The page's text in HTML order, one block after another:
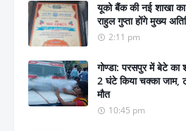
यूको बैंक की नई शाखा
राहुल गुप्ता होंगे मुख्य
2:11 pm
गोण्डा: परसपुर में बेटे
2 घंटे किया चक्का
मौत
10:45 pm